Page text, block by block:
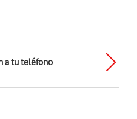
a tu teléfono